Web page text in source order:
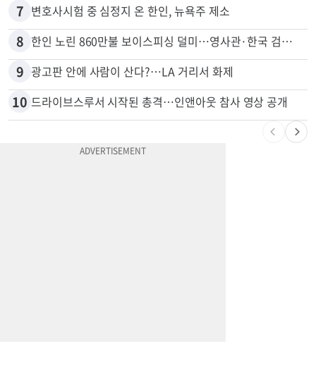
7 변호사시험 중 심정지 온 한인, 뉴욕주 제소
8 한인 노린 860만불 보이스피싱 덜미…영사관·한국 검찰 사칭
9 광고판 안에 사람이 산다?…LA 거리서 화제
10 드라이브스루서 시작된 총격…인앤아웃 참사 영상 공개